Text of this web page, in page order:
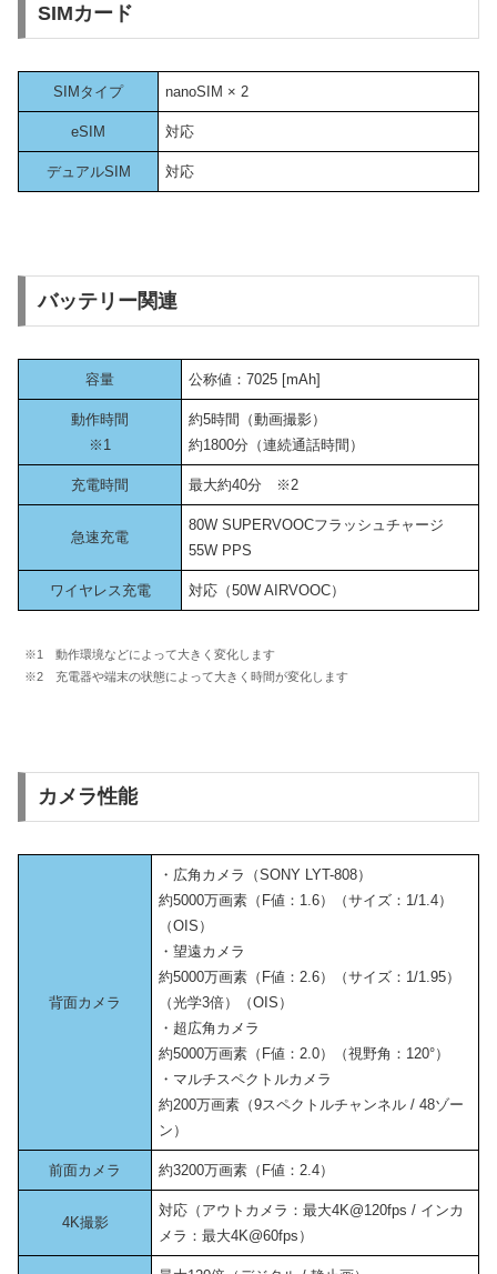
SIMカード
SIMタイプ nanoSIM × 2
eSIM 対応
デュアルSIM 対応
バッテリー関連
容量 公称値：7025 [mAh]
動作時間
※1
約5時間（動画撮影）
約1800分（連続通話時間）
充電時間 最大約40分 ※2
急速充電
80W SUPERVOOCフラッシュチャージ
55W PPS
ワイヤレス充電 対応（50W AIRVOOC）
※1 動作環境などによって大きく変化します
※2 充電器や端末の状態によって大きく時間が変化します
カメラ性能
背面カメラ
・広角カメラ（SONY LYT-808）
約5000万画素（F値：1.6）（サイズ：1/1.4）
（OIS）
・望遠カメラ
約5000万画素（F値：2.6）（サイズ：1/1.95）
（光学3倍）（OIS）
・超広角カメラ
約5000万画素（F値：2.0）（視野角：120°）
・マルチスペクトルカメラ
約200万画素（9スペクトルチャンネル / 48ゾー
ン）
前面カメラ 約3200万画素（F値：2.4）
4K撮影
対応（アウトカメラ：最大4K@120fps / インカ
メラ：最大4K@60fps）